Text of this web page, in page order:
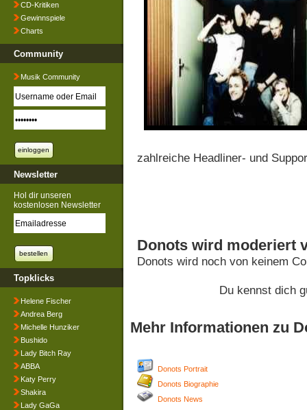
CD-Kritiken
Gewinnspiele
Charts
Community
Musik Community
Newsletter
Hol dir unseren
kostenlosen Newsletter
Topklicks
Helene Fischer
Andrea Berg
Michelle Hunziker
Bushido
Lady Bitch Ray
ABBA
Katy Perry
Shakira
Lady GaGa
zahlreiche Headliner- und
Donots wird moderiert
Donots wird noch von keinem
Du kennst dich
Mehr Informationen zu
Donots Portrait
Donots Biographie
Donots News